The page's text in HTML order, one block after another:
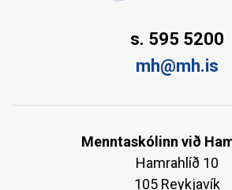
s. 595 5200
mh@mh.is
Menntaskólinn við
Hamrahlíð 10
105 Reykjavík